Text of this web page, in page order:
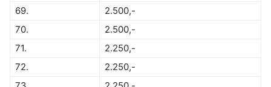
69.
2.500,-
70.
2.500,-
71.
2.250,-
72.
2.250,-